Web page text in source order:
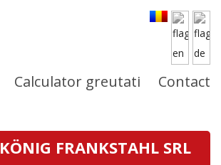
Calculator greutati Contact
KÖNIG FRANKSTAHL SRL